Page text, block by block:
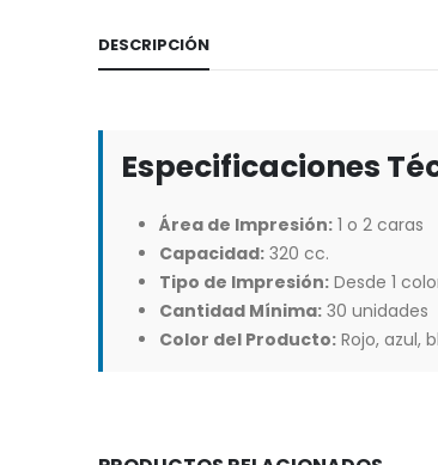
DESCRIPCIÓN
Especificaciones
Área de Impresión: 1 o 2 caras
Capacidad: 320 cc.
Tipo de Impresión: Desde 1
Cantidad Mínima: 30 unidades
Color del Producto: Rojo, azul,